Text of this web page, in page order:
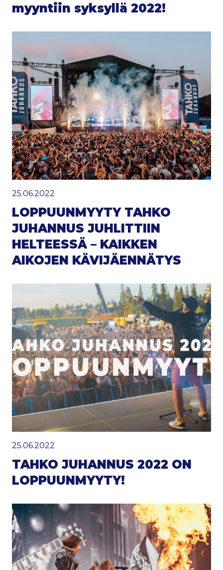
myyntiin syksyllä 2022!
25.06.2022
LOPPUUNMYYTY TAHKO
JUHANNUS JUHLITTIIN
HELTEESSÄ – KAIKKEN
AIKOJEN KÄVIJÄENNÄTYS
25.06.2022
TAHKO JUHANNUS 2022 ON
LOPPUUNMYYTY!